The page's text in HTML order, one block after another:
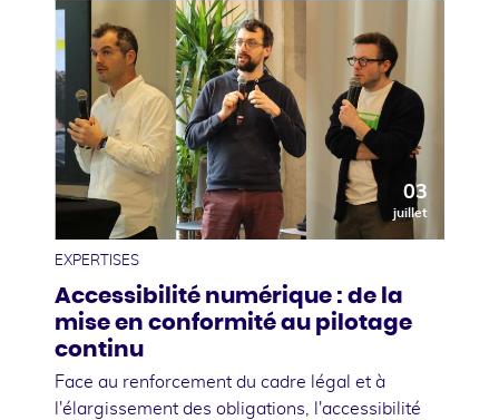
03
juillet
EXPERTISES
Accessibilité numérique : de la
mise en conformité au pilotage
continu
Face au renforcement du cadre légal et à
l'élargissement des obligations, l'accessibilité